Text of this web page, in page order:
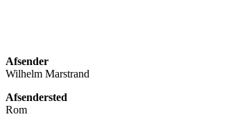
Afsender
Wilhelm Marstrand
Afsendersted
Rom